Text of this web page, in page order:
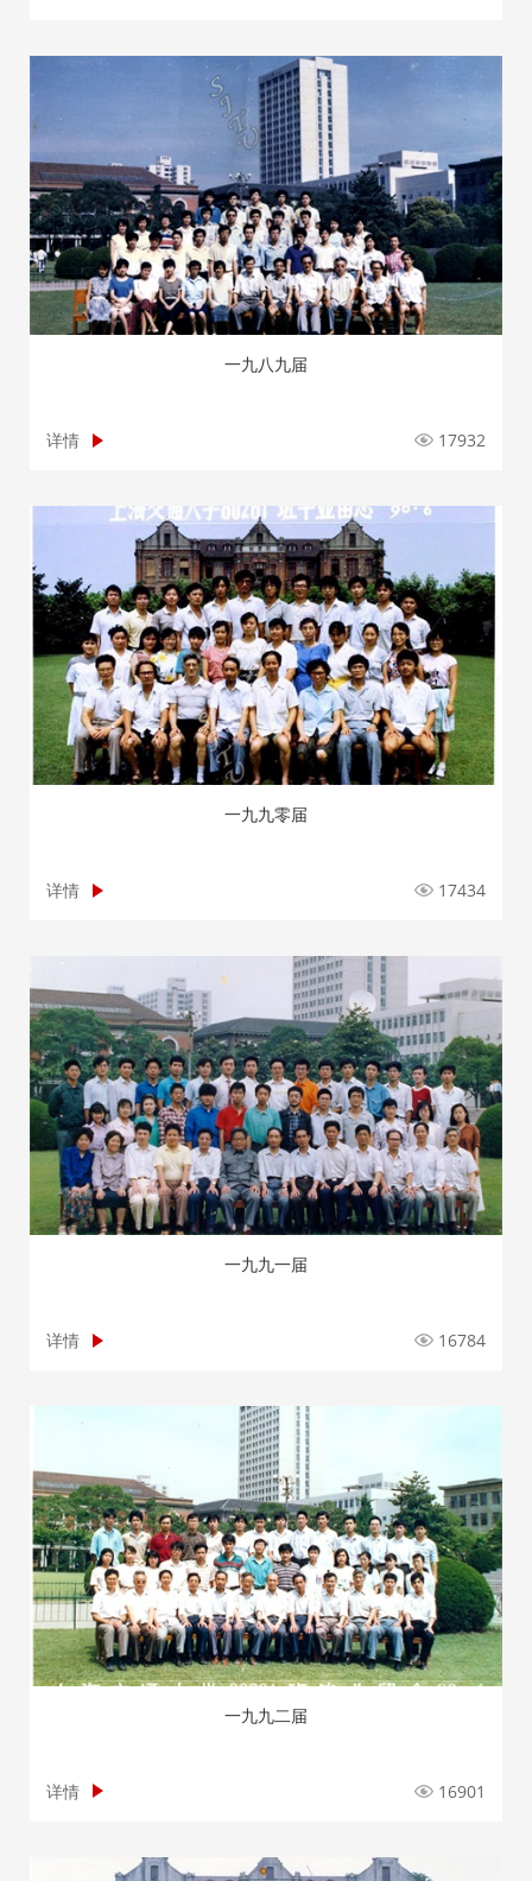
一九八九届
详情 17932
一九九零届
详情 17434
一九九一届
详情 16784
一九九二届
详情 16901